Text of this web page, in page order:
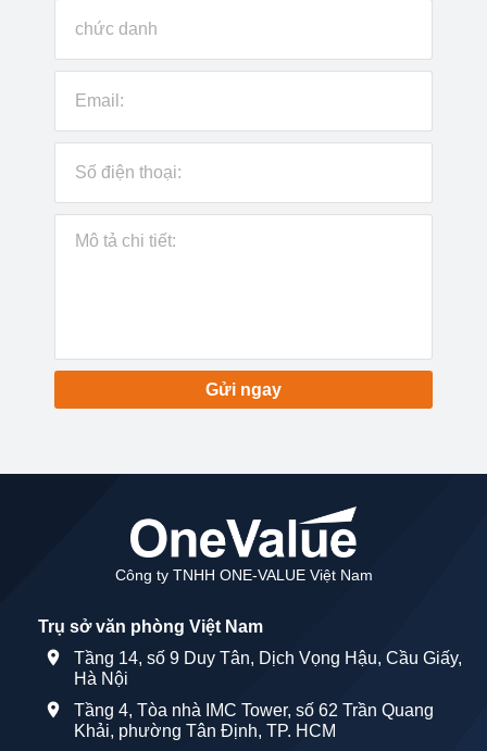
Gửi ngay
Công ty TNHH ONE-VALUE Việt Nam
Trụ sở văn phòng Việt Nam
Tầng 14, số 9 Duy Tân, Dịch Vọng Hậu, Cầu Giấy,
Hà Nội
Tầng 4, Tòa nhà IMC Tower, số 62 Trần Quang
Khải, phường Tân Định, TP. HCM